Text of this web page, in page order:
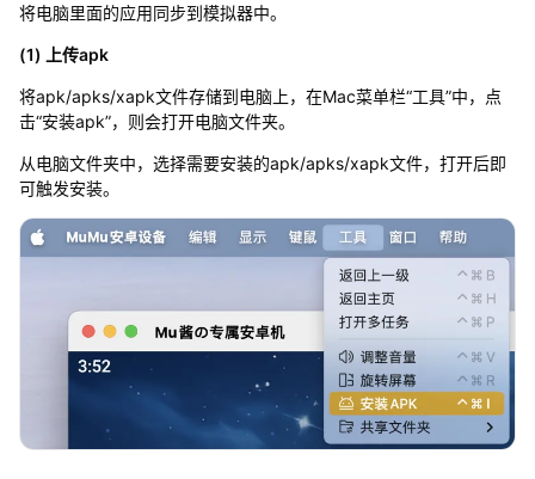
将电脑里面的应用同步到模拟器中。
(1) 上传apk
将apk/apks/xapk文件存储到电脑上，在Mac菜单栏“工具”中，点
击“安装apk”，则会打开电脑文件夹。
从电脑文件夹中，选择需要安装的apk/apks/xapk文件，打开后即
可触发安装。